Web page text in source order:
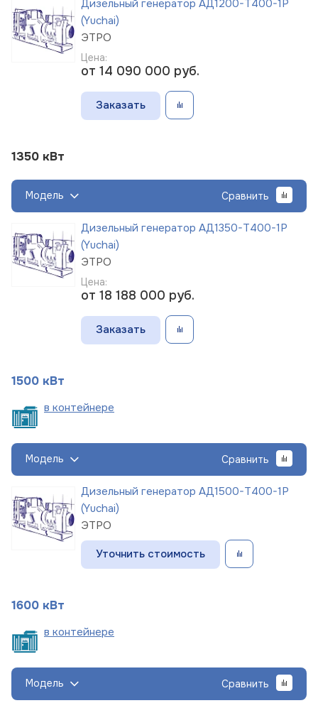
Дизельный генератор АД1200-Т400-1Р
(Yuchai)
ЭТРО
Цена:
от 14 090 000 руб.
Заказать
1350 кВт
Модель Сравнить
Дизельный генератор АД1350-Т400-1Р
(Yuchai)
ЭТРО
Цена:
от 18 188 000 руб.
Заказать
1500 кВт
в контейнере
Модель Сравнить
Дизельный генератор АД1500-Т400-1Р
(Yuchai)
ЭТРО
Уточнить стоимость
1600 кВт
в контейнере
Модель Сравнить